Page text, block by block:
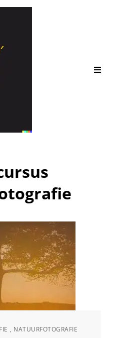
, NATUURFOTOGRAFIE